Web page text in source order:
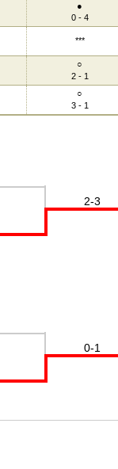
●
0 - 4
***
○
2 - 1
○
3 - 1
2-3
0-1